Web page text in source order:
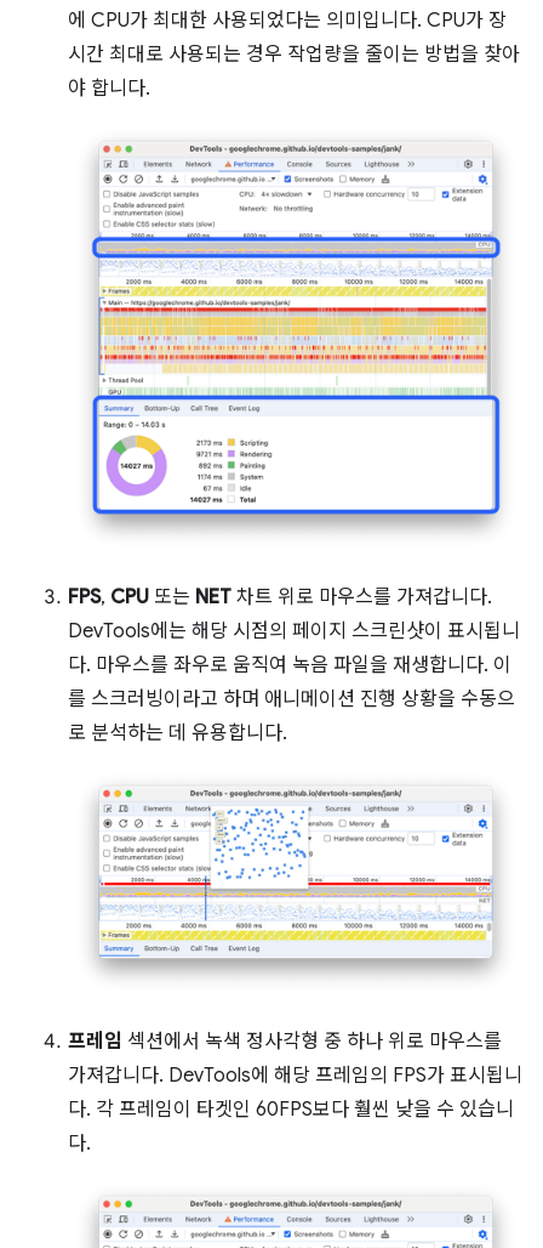
에 CPU가 최대한 사용되었다는 의미입니다. CPU가 장
시간 최대로 사용되는 경우 작업량을 줄이는 방법을 찾아
야 합니다.
FPS, CPU 또는 NET 차트 위로 마우스를 가져갑니다.
DevTools에는 해당 시점의 페이지 스크린샷이 표시됩니
다. 마우스를 좌우로 움직여 녹음 파일을 재생합니다. 이
를 스크러빙이라고 하며 애니메이션 진행 상황을 수동으
로 분석하는 데 유용합니다.
프레임 섹션에서 녹색 정사각형 중 하나 위로 마우스를
가져갑니다. DevTools에 해당 프레임의 FPS가 표시됩니
다. 각 프레임이 타겟인 60FPS보다 훨씬 낮을 수 있습니
다.